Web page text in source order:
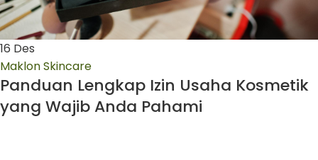
16 Des
Maklon Skincare
Panduan Lengkap Izin Usaha Kosmetik
yang Wajib Anda Pahami